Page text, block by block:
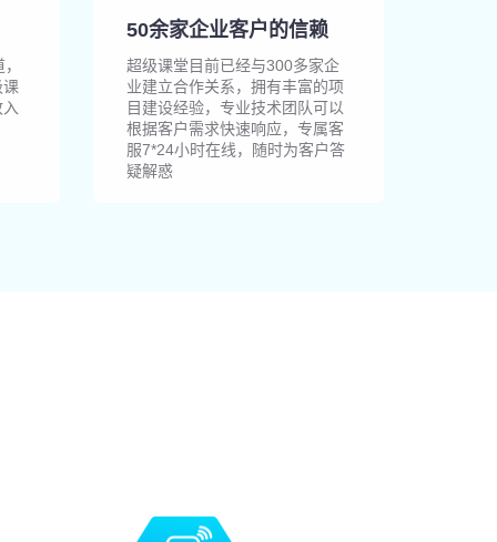
课
50余家企业客户的信赖
超级课堂目前已经与300多家企
业建立合作关系，拥有丰富的项
目建设经验，专业技术团队可以
根据客户需求快速响应，专属客
服7*24小时在线，随时为客户答
疑解惑